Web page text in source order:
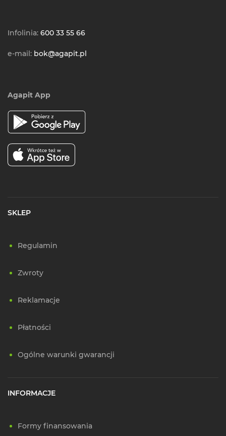
Infolinia: 600 33 55 66
e-mail: bok@agapit.pl
Agapit App
SKLEP
Regulamin
Zwroty
Reklamacje
Płatności
Ogólne warunki gwarancji
INFORMACJE
Formy finansowania